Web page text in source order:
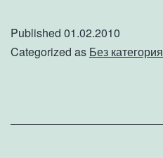
Published 01.02.2010
Categorized as Без категория